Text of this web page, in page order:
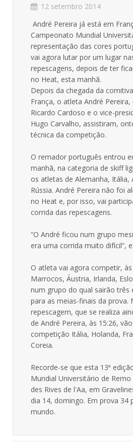
12 setembro 2014
André Pereira já está em
Campeonato Mundial
representação das cores
vai agora lutar por um lugar
repescagens, depois de ter
no Heat, esta manhã.
Depois da chegada da
França, o atleta André
Ricardo Cardoso e o vice-
Hugo Carvalho, assistiram,
técnica da competição.
O remador português entrou
manhã, na categoria de skiff
os atletas de Alemanha, Itália,
Rússia. André Pereira não foi
no Heat e, por isso, vai
corrida das repescagens.
“O André ficou num grupo
era uma corrida muito difícil”,
O atleta vai agora competir,
Marrocos, Áustria, Irlanda,
num grupo do qual sairão três
para as meias-finais da prova.
repescagem, que se realiza
de André Pereira, às 15:26,
competição Itália, Holanda,
Coreia.
Recorde-se que esta 13ª
Mundial Universitário de
des Rives de l'Aa, em
dia 14, domingo. Em prova 34
mundo.